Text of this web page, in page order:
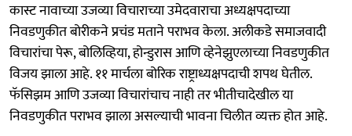
कास्ट नावाच्या उजव्या विचाराच्या उमेदवाराचा अध्यक्षपदाच्या
निवडणुकीत बोरीकने प्रचंड मताने पराभव केला. अलीकडे समाजवादी
विचारांचा पेरू, बोलिव्हिया, होन्डुरास आणि व्हेनेझुएलाच्या निवडणुकीत
विजय झाला आहे. ११ मार्चला बोरिक राष्ट्राध्यक्षपदाची शपथ घेतील.
फॅसिझम आणि उजव्या विचारांचाच नाही तर भीतीचादेखील या
निवडणुकीत पराभव झाला असल्याची भावना चिलीत व्यक्त होत आहे.